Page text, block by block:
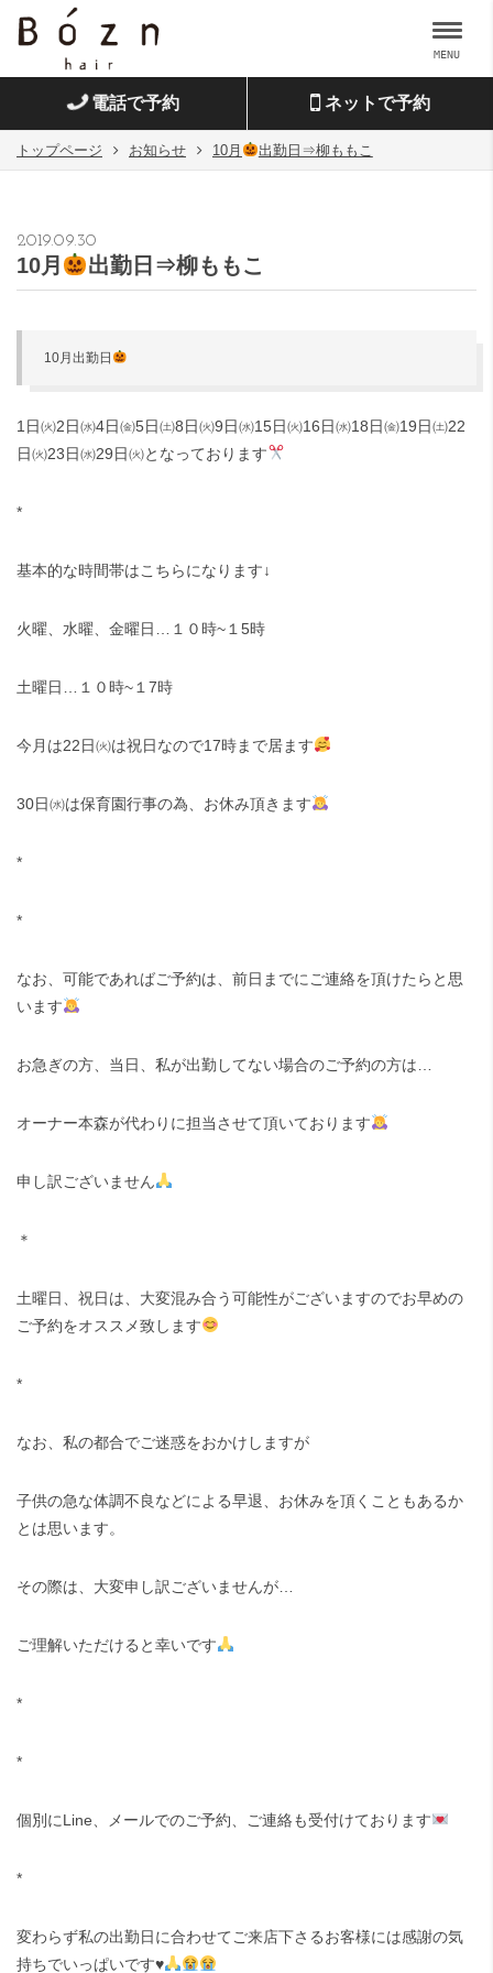
電話で予約 ネットで予約
トップページ お知らせ 10月 出勤日⇒柳ももこ
10月 出勤日⇒柳ももこ
2019.09.30
10月出勤日
1日㈫2日㈬4日㈮5日㈯8日㈫9日㈬15日㈫16日㈬18日㈮19日㈯22
日㈫23日㈬29日㈫となっております
*
基本的な時間帯はこちらになります↓
火曜、水曜、金曜日…１０時~１5時
土曜日…１０時~１7時
今月は22日㈫は祝日なので17時まで居ます
30日㈬は保育園行事の為、お休み頂きます
*
*
なお、可能であればご予約は、前日までにご連絡を頂けたらと思
います
お急ぎの方、当日、私が出勤してない場合のご予約の方は…
オーナー本森が代わりに担当させて頂いております
申し訳ございません
＊
土曜日、祝日は、大変混み合う可能性がございますのでお早めの
ご予約をオススメ致します
*
なお、私の都合でご迷惑をおかけしますが
子供の急な体調不良などによる早退、お休みを頂くこともあるか
とは思います。
その際は、大変申し訳ございませんが…
ご理解いただけると幸いです
*
*
個別にLine、メールでのご予約、ご連絡も受付けております
*
変わらず私の出勤日に合わせてご来店下さるお客様には感謝の気
持ちでいっぱいです♥️
MENU